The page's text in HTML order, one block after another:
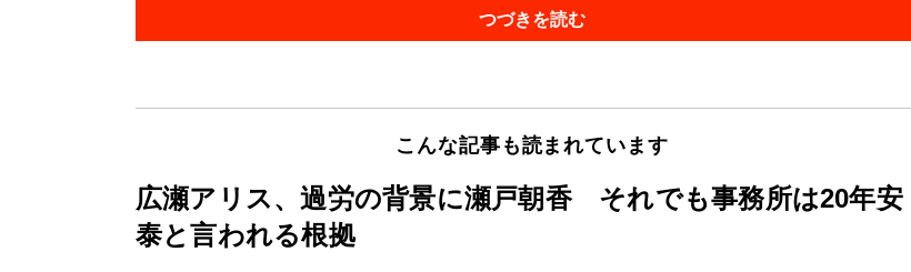
つづきを読む
こんな記事も読まれています
広瀬アリス、過労の背景に瀬戸朝香 それでも事務所は20年安
泰と言われる根拠